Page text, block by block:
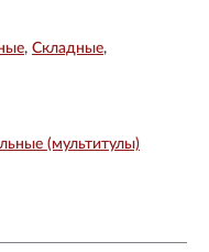
Складные
(мультитулы)